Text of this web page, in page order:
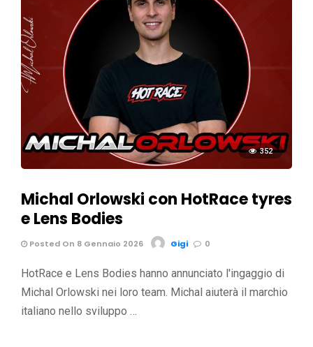
352
Michal Orlowski con HotRace tyres
e Lens Bodies
Posted On 8 Gennaio 2026 Gigi 0
HotRace e Lens Bodies hanno annunciato l'ingaggio di
Michal Orlowski nei loro team. Michal aiuterà il marchio
italiano nello sviluppo …